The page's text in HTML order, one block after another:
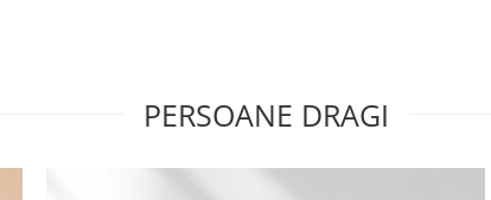
PERSOANE DRAGI